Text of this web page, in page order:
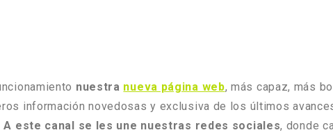
nuestra nueva página web, más capaz, más
información novedosas y exclusiva de los últimos
A este canal se les une nuestras redes sociales, donde